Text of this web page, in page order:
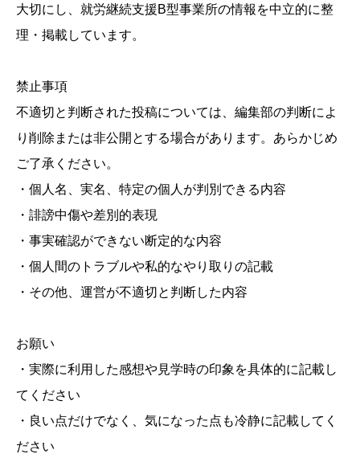
大切にし、就労継続支援B型事業所の情報を中立的に整
理・掲載しています。
禁止事項
不適切と判断された投稿については、編集部の判断によ
り削除または非公開とする場合があります。あらかじめ
ご了承ください。
・個人名、実名、特定の個人が判別できる内容
・誹謗中傷や差別的表現
・事実確認ができない断定的な内容
・個人間のトラブルや私的なやり取りの記載
・その他、運営が不適切と判断した内容
お願い
・実際に利用した感想や見学時の印象を具体的に記載し
てください
・良い点だけでなく、気になった点も冷静に記載してく
ださい